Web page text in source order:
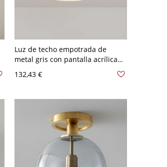
Luz de techo empotrada de
metal gris con pantalla acrílica
gris y bombillas LED - 110 A 120 V
25,4 cm
132,43 €